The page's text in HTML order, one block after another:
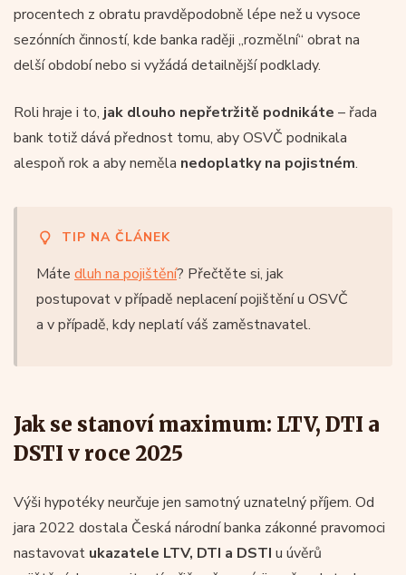
procentech z obratu pravděpodobně lépe než u vysoce
sezónních činností, kde banka raději „rozmělní“ obrat na
delší období nebo si vyžádá detailnější podklady.
Roli hraje i to, jak dlouho nepřetržitě podnikáte – řada
bank totiž dává přednost tomu, aby OSVČ podnikala
alespoň rok a aby neměla nedoplatky na pojistném.
TIP NA ČLÁNEK
Máte dluh na pojištění? Přečtěte si, jak
postupovat v případě neplacení pojištění u OSVČ
a v případě, kdy neplatí váš zaměstnavatel.
Jak se stanoví maximum: LTV, DTI a
DSTI v roce 2025
Výši hypotéky neurčuje jen samotný uznatelný příjem. Od
jara 2022 dostala Česká národní banka zákonné pravomoci
nastavovat ukazatele LTV, DTI a DSTI u úvěrů